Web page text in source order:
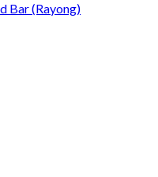
Bar (Rayong)